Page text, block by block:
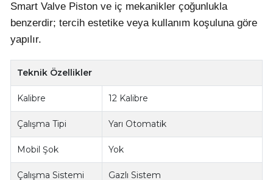
Smart Valve Piston ve iç mekanikler çoğunlukla
benzerdir; tercih estetike veya kullanım koşuluna göre
yapılır.
Teknik Özellikler
Kalibre 12 Kalibre
Çalışma Tipi Yarı Otomatik
Mobil Şok Yok
Çalışma Sistemi Gazlı Sistem